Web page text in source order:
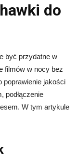
do
być przydatne w
filmów w nocy bez
poprawienie jakości
podłączenie
W tym artykule